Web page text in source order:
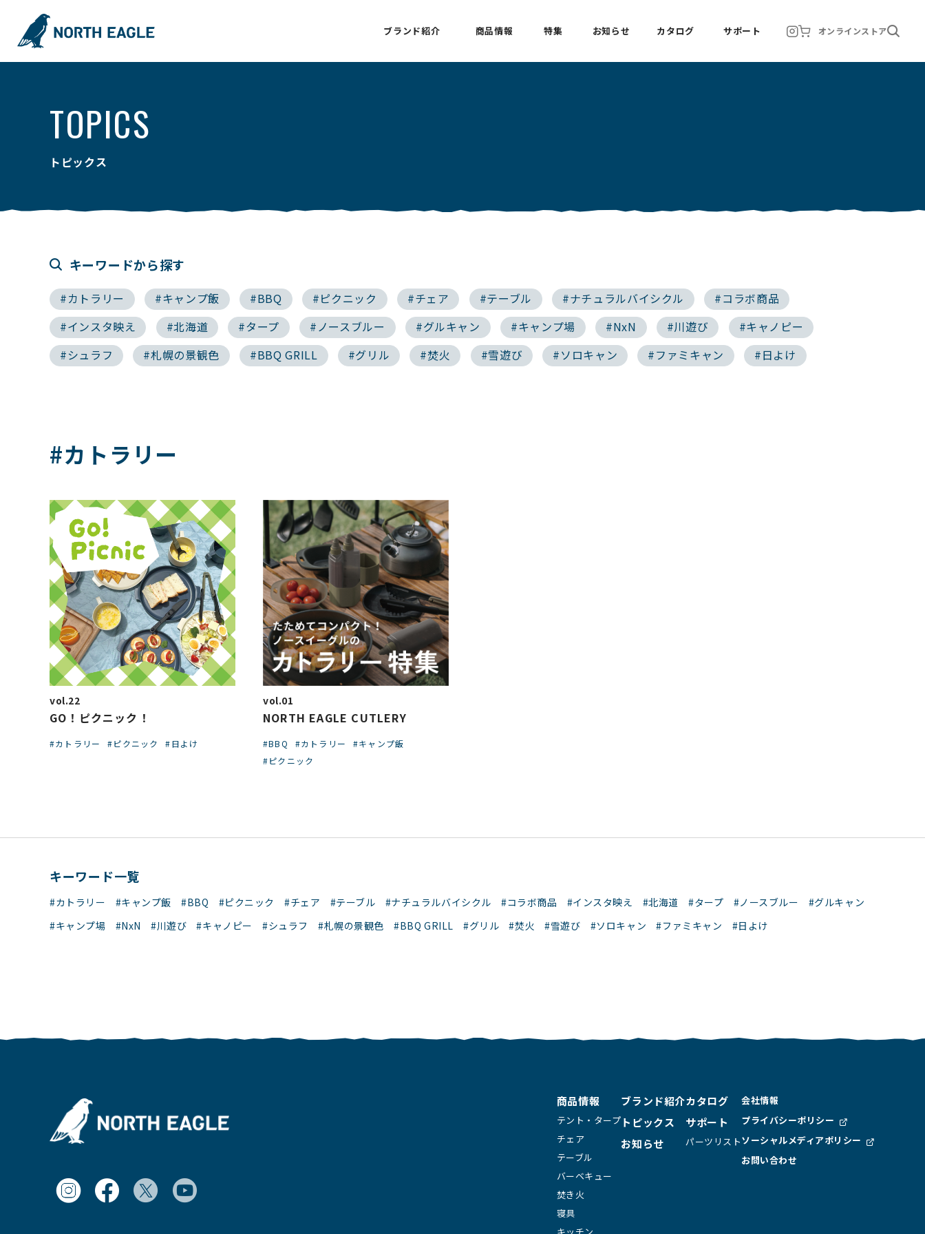
ブランド紹介 商品情報 特集 お知らせ カタログ サポート オンラインストア
TOPICS
トピックス
キーワードから探す
#カトラリー #キャンプ飯 #BBQ #ピクニック #チェア #テーブル #ナチュラルバイシクル
#コラボ商品
#インスタ映え
#北海道 #タープ #ノースブルー #グルキャン #キャンプ場 #NxN #川遊び
#キャノピー
#シュラフ
#札幌の景観色 #BBQ GRILL #グリル #焚火 #雪遊び #ソロキャン #ファミキャン #日よけ
#カトラリー
vol.22
GO！ピクニック！
#カトラリー #ピクニック #日よけ
vol.01
NORTH EAGLE CUTLERY
#BBQ #カトラリー
#キャンプ飯
#ピクニック
キーワード一覧
#カトラリー #キャンプ飯 #BBQ #ピクニック #チェア #テーブル #ナチュラルバイシクル #コラボ商品 #インスタ映え #北海道 #タープ #ノースブルー
#グルキャン
#キャンプ場
#NxN #川遊び #キャノピー #シュラフ #札幌の景観色 #BBQ GRILL #グリル #焚火 #雪遊び #ソロキャン #ファミキャン #日よけ
商品情報
テント・タープ
チェア
テーブル
バーベキュー
焚き火
寝具
ブランド紹介
トピックス
お知らせ
カタログ
サポート
パーツリスト
会社情報
プライバシーポリシー
ソーシャルメディアポリシー
お問い合わせ